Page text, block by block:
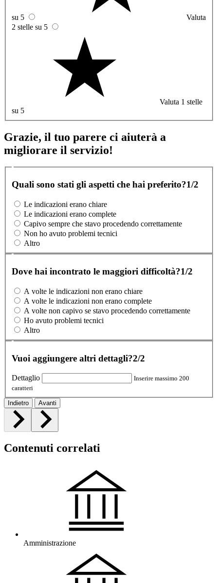
su 5
Valuta
2 stelle su 5
Valuta 1 stelle
su 5
Grazie, il tuo parere ci aiuterà a
migliorare il servizio!
Quali sono stati gli aspetti che hai preferito?1/2
Le indicazioni erano chiare
Le indicazioni erano complete
Capivo sempre che stavo procedendo correttamente
Non ho avuto problemi tecnici
Altro
Dove hai incontrato le maggiori difficoltà?1/2
A volte le indicazioni non erano chiare
A volte le indicazioni non erano complete
A volte non capivo se stavo procedendo correttamente
Ho avuto problemi tecnici
Altro
Vuoi aggiungere altri dettagli?2/2
Dettaglio
Inserire massimo 200
caratteri
Indietro Avanti
Contenuti correlati
Amministrazione